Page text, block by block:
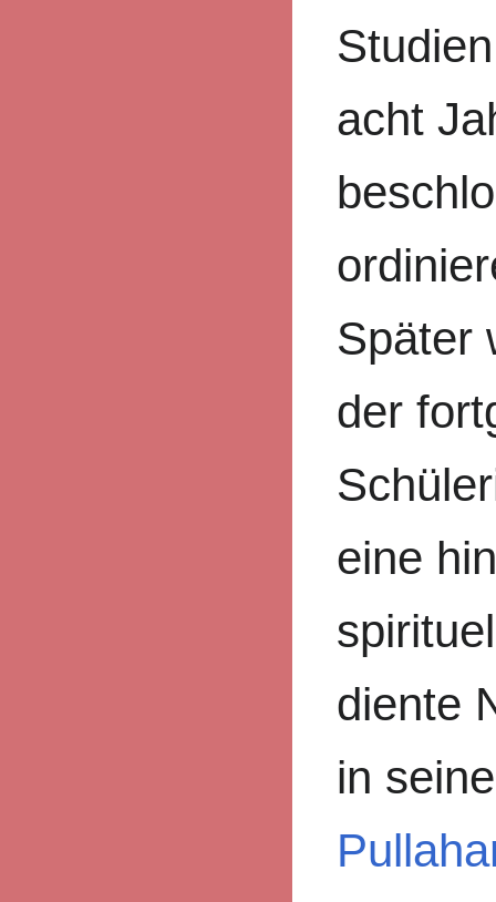
acht
Später
der
eine
diente
in